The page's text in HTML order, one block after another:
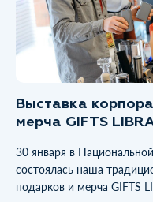
Выставка
мерча GIFTS
30 января в
состоялась наша
подарков и мерча GIFTS